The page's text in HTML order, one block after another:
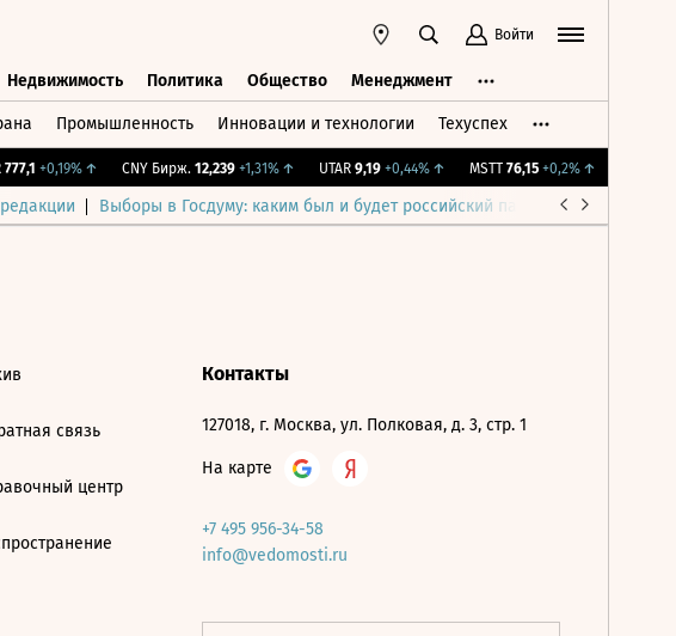
Войти
Недвижимость Политика Общество Менеджмент
Промышленность Инновации и технологии Техуспех
+0,19%↑ CNY Бирж. 12,239 +1,31%↑ UTAR 9,19 +0,44%↑ MSTT 76,15 +0,2%↑
Выборы в Госдуму: каким был и будет российский парламент
связь
центр
Контакты
127018, г. Москва, ул. Полковая, д. 3, стр. 1
На карте
+7 495 956-34-58
info@vedomosti.ru